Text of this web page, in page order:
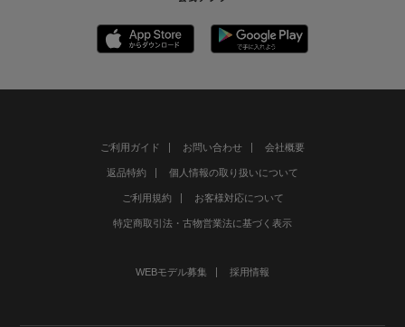
ご利用ガイド お問い合わせ 会社概要
返品特約 個人情報の取り扱いについて
ご利用規約 お客様対応について
特定商取引法・古物営業法に基づく表示
WEBモデル募集 採用情報